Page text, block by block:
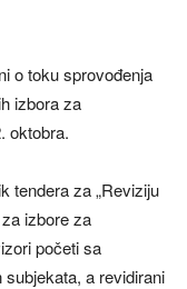
o toku sprovođenja
izbora za
oktobra.
tendera za „Reviziju
izbore za
početi sa
a revidirani